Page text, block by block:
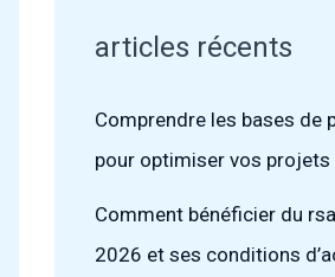
articles récents
Comprendre les bases de
pour optimiser vos projets
Comment bénéficier du
2026 et ses conditions